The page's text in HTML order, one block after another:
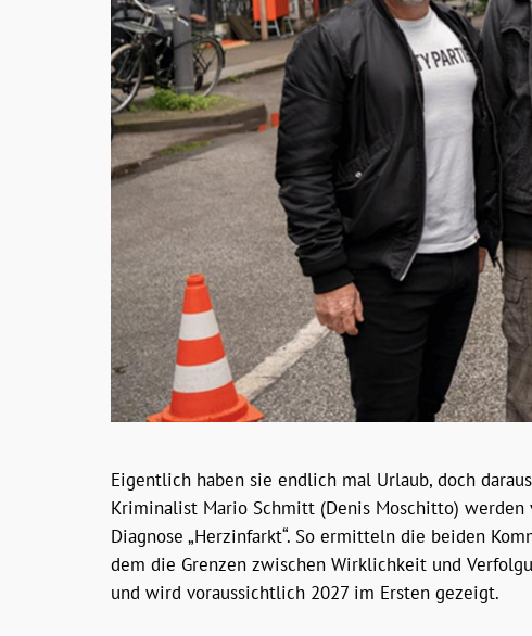
Eigentlich haben sie endlich mal Urlaub, doch
Kriminalist Mario Schmitt (Denis Moschitto)
Diagnose „Herzinfarkt“. So ermitteln die beiden
dem die Grenzen zwischen Wirklichkeit und
und wird voraussichtlich 2027 im Ersten gezeigt.